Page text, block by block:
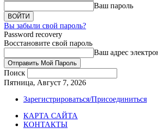
Ваш пароль
Вы забыли свой пароль?
Password recovery
Восстановите свой пароль
Ваш адрес
Поиск
Пятница, Август 7, 2026
Зарегистрироваться/Присоединиться
КАРТА САЙТА
КОНТАКТЫ